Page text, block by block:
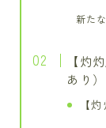
新た
【灼
あり）
【